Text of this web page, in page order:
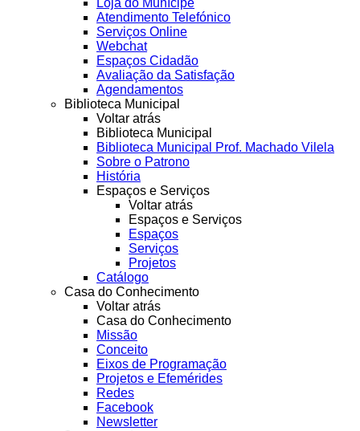
Atendimento Telefónico
Serviços Online
Webchat
Espaços Cidadão
Avaliação da Satisfação
Agendamentos
Biblioteca Municipal
Voltar atrás
Biblioteca Municipal
Biblioteca Municipal Prof. Machado Vilela
Sobre o Patrono
História
Espaços e Serviços
Voltar atrás
Espaços e Serviços
Espaços
Serviços
Projetos
Catálogo
Casa do Conhecimento
Voltar atrás
Casa do Conhecimento
Missão
Conceito
Eixos de Programação
Projetos e Efemérides
Redes
Facebook
Newsletter